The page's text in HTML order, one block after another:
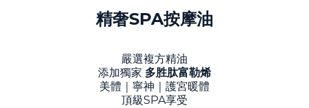
精奢SPA按摩油
嚴選複方精油
添加獨家 多胜肽富勒烯
美體｜寧神｜護宮暖體
頂級SPA享受